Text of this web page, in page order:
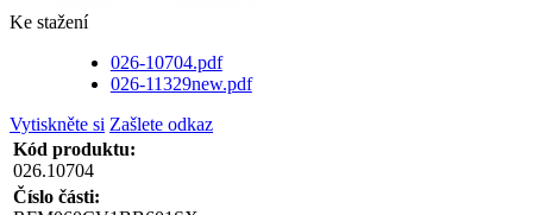
Ke stažení
026-10704.pdf
026-11329new.pdf
Vytiskněte si Zašlete odkaz
Kód produktu:
026.10704
Číslo části: